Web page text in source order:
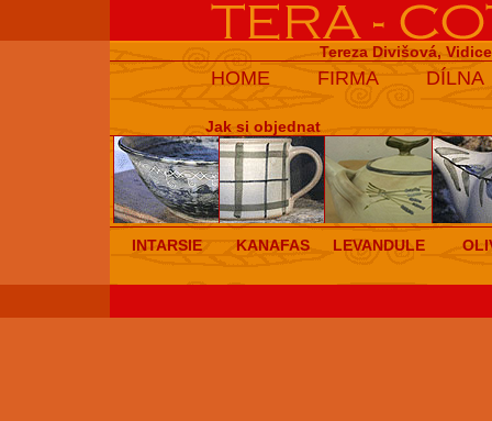
Tereza Divišová,
HOME FIRMA DÍLNA
Jak si objednat
INTARSIE KANAFAS LEVANDULE